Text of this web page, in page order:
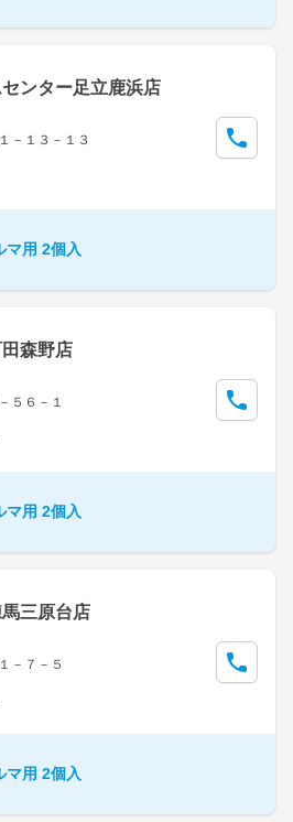
ンター足立鹿浜店
－１３－１３
マ用 2個入
森野店
５６－１
マ用 2個入
三原台店
－７－５
マ用 2個入